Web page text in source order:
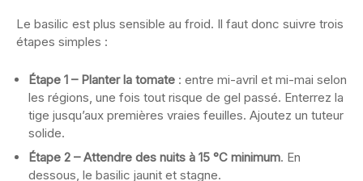
Le basilic est plus sensible au froid. Il faut donc suivre trois
étapes simples :
Étape 1 – Planter la tomate : entre mi-avril et mi-mai selon
les régions, une fois tout risque de gel passé. Enterrez la
tige jusqu’aux premières vraies feuilles. Ajoutez un tuteur
solide.
Étape 2 – Attendre des nuits à 15 °C minimum. En
dessous, le basilic jaunit et stagne.